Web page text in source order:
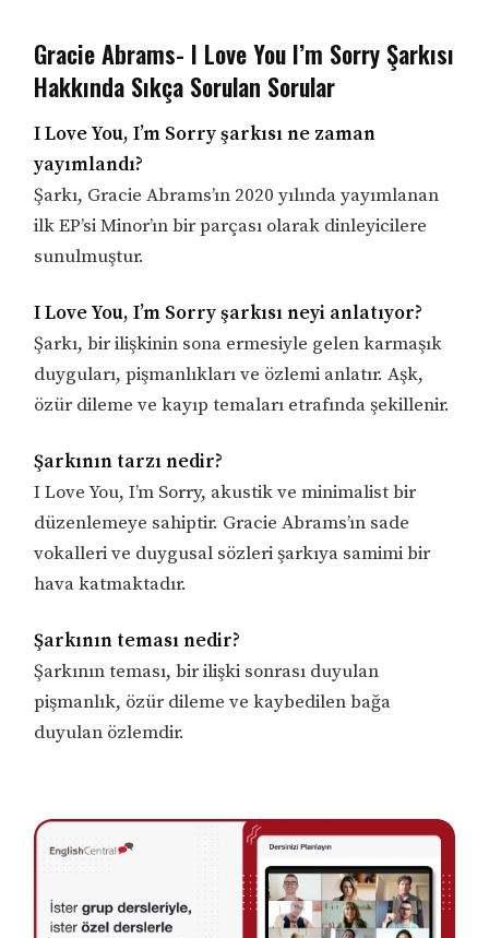
Gracie Abrams- I Love You I’m Sorry Şarkısı
Hakkında Sıkça Sorulan Sorular
I Love You, I’m Sorry şarkısı ne zaman
yayımlandı?
Şarkı, Gracie Abrams’ın 2020 yılında yayımlanan
ilk EP’si Minor’ın bir parçası olarak dinleyicilere
sunulmuştur.
I Love You, I’m Sorry şarkısı neyi anlatıyor?
Şarkı, bir ilişkinin sona ermesiyle gelen karmaşık
duyguları, pişmanlıkları ve özlemi anlatır. Aşk,
özür dileme ve kayıp temaları etrafında şekillenir.
Şarkının tarzı nedir?
I Love You, I’m Sorry, akustik ve minimalist bir
düzenlemeye sahiptir. Gracie Abrams’ın sade
vokalleri ve duygusal sözleri şarkıya samimi bir
hava katmaktadır.
Şarkının teması nedir?
Şarkının teması, bir ilişki sonrası duyulan
pişmanlık, özür dileme ve kaybedilen bağa
duyulan özlemdir.